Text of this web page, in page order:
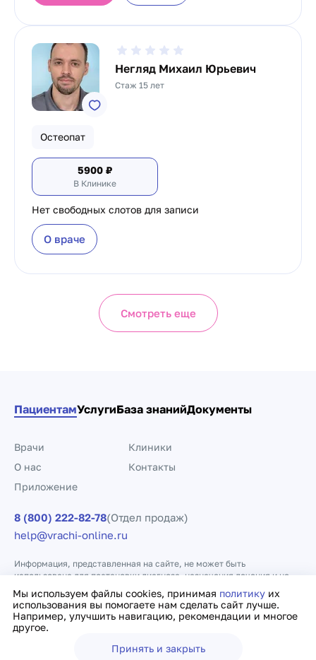
Негляд Михаил Юрьевич
Стаж 15 лет
Остеопат
5900 ₽
В Клинике
Нет свободных слотов для записи
О враче
Смотреть еще
Мы используем файлы cookies, принимая политику их
использования вы помогаете нам сделать сайт лучше.
Например, улучшить навигацию, рекомендации и многое
другое.
Принять и закрыть
ПациентамУслугиБаза знанийДокументы
Врачи
Клиники
О нас
Контакты
Приложение
8 (800) 222-82-78(Отдел продаж)
help@vrachi-online.ru
Информация, представленная на сайте, не может быть
использована для постановки диагноза, назначения лечения и не
заменяет прием врача.
Политика конфиденциальности Договор оферты